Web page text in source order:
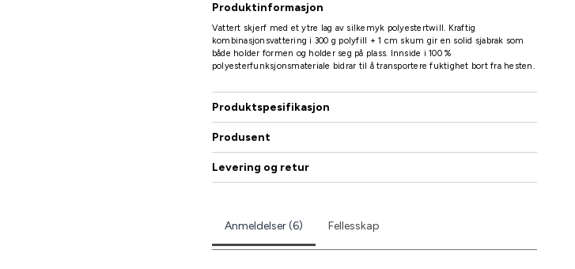
Produktinformasjon
Vattert skjerf med et ytre lag av silkemyk polyestertwill. Kraftig
kombinasjonsvattering i 300 g polyfill + 1 cm skum gir en solid sjabrak som
både holder formen og holder seg på plass. Innside i 100 %
polyesterfunksjonsmateriale bidrar til å transportere fuktighet bort fra hesten.
Produktspesifikasjon
Produsent
Levering og retur
Anmeldelser (6) Fellesskap